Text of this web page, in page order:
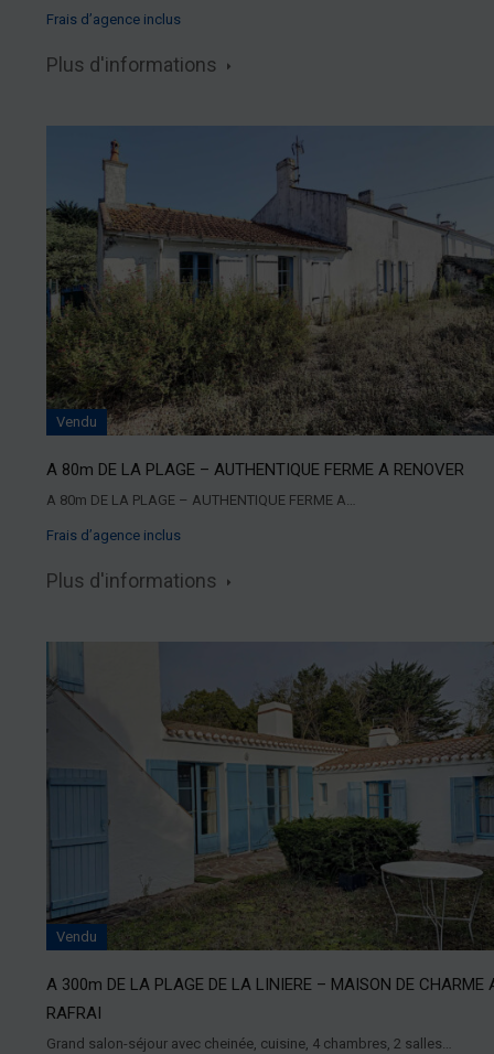
Frais d’agence inclus
Plus d'informations
Vendu
A 80m DE LA PLAGE – AUTHENTIQUE FERME A RENOVER
A 80m DE LA PLAGE – AUTHENTIQUE FERME A…
Frais d’agence inclus
Plus d'informations
Vendu
A 300m DE LA PLAGE DE LA LINIERE – MAISON DE CHARME
RAFRAI
Grand salon-séjour avec cheinée, cuisine, 4 chambres, 2 salles…